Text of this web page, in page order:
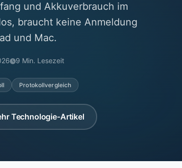
und Akkuverbrauch im
braucht keine Anmeldung
und Mac.
9 Min. Lesezeit
Protokollvergleich
Technologie-Artikel